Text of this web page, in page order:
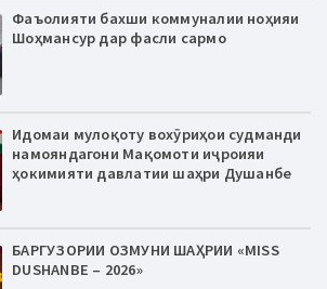
Фаъолияти бахши коммуналии ноҳияи
Шоҳмансур дар фасли сармо
Идомаи мулоқоту вохӯриҳои судманди
намояндагони Мақомоти иҷроияи
ҳокимияти давлатии шаҳри Душанбе
БАРГУЗОРИИ ОЗМУНИ ШАҲРИИ «MISS
DUSHANBE – 2026»